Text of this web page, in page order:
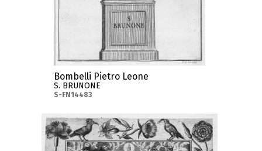
Bombelli Pietro Leone
S. BRUNONE
S-FN14483